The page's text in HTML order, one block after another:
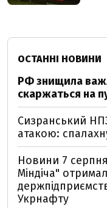
ОСТАННІ НОВИНИ
РФ знищила
скаржаться на
Сизранський
атакою:
Новини 7
Міндіча"
Укрнафту